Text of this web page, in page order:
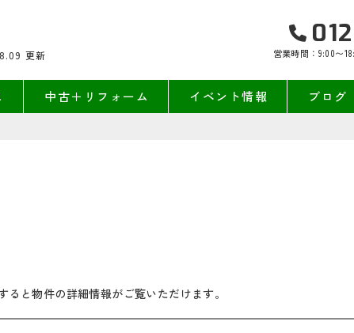
更新 営業時間：9:00〜
中古＋リフォーム イベント情報 ブログ
と物件の詳細情報がご覧いただけます。